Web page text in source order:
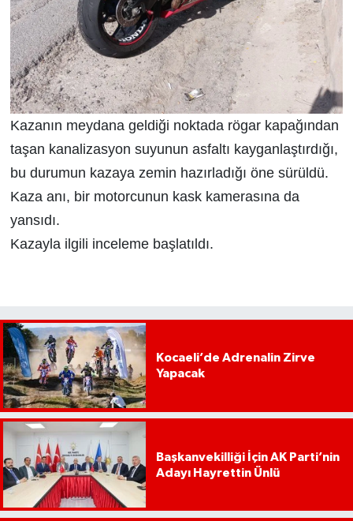
Kazanın meydana geldiği noktada rögar kapağından
taşan kanalizasyon suyunun asfaltı kayganlaştırdığı,
bu durumun kazaya zemin hazırladığı öne sürüldü.
Kaza anı, bir motorcunun kask kamerasına da
yansıdı.
Kazayla ilgili inceleme başlatıldı.
Kocaeli’de Adrenalin Zirve
Yapacak
Başkanvekilliği İçin AK Parti’nin
Adayı Hayrettin Ünlü